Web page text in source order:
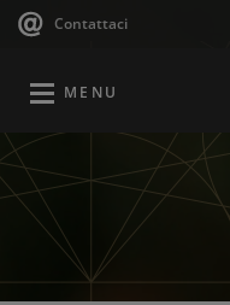
Salta
principale
Contattaci
Navigazione
Menu
MENU